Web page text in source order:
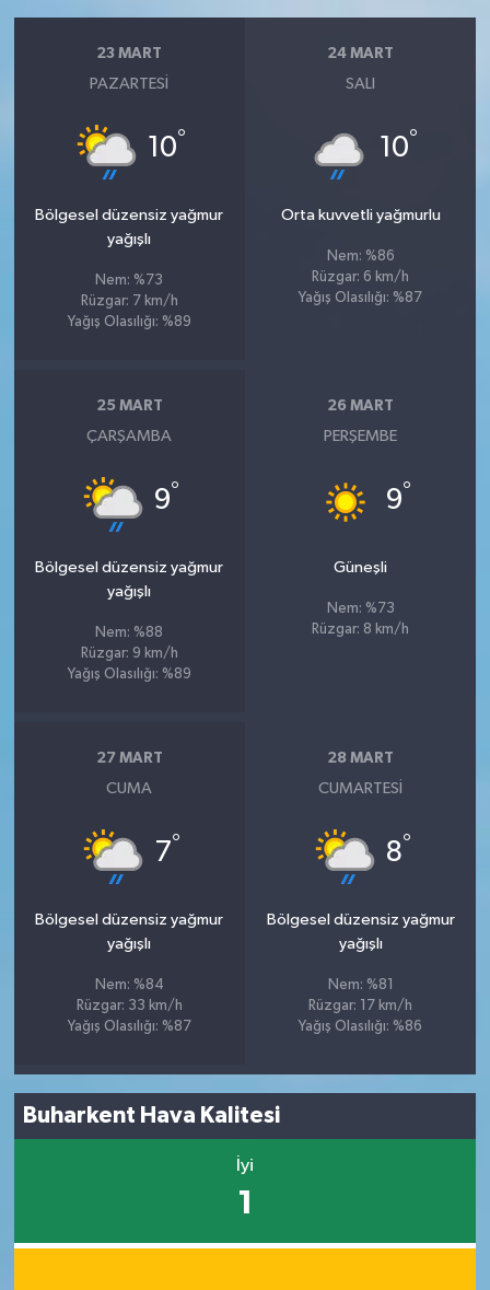
23 MART
PAZARTESI
10°
Bölgesel düzensiz yağmur
yağışlı
Nem: %73
Rüzgar: 7 km/h
Yağış Olasılığı: %89
24 MART
SALI
10°
Orta kuvvetli yağmurlu
Nem: %86
Rüzgar: 6 km/h
Yağış Olasılığı: %87
25 MART
ÇARŞAMBA
9°
Bölgesel düzensiz yağmur
yağışlı
Nem: %88
Rüzgar: 9 km/h
Yağış Olasılığı: %89
26 MART
PERŞEMBE
9°
Güneşli
Nem: %73
Rüzgar: 8 km/h
27 MART
CUMA
7°
Bölgesel düzensiz yağmur
yağışlı
Nem: %84
Rüzgar: 33 km/h
Yağış Olasılığı: %87
28 MART
CUMARTESI
8°
Bölgesel düzensiz yağmur
yağışlı
Nem: %81
Rüzgar: 17 km/h
Yağış Olasılığı: %86
Buharkent Hava Kalitesi
İyi
1